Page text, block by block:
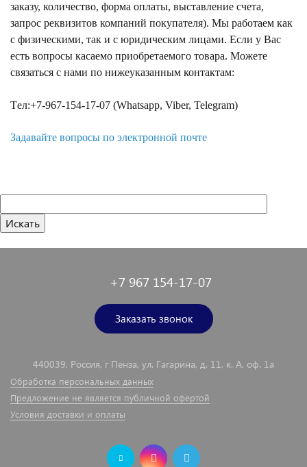
заказу, количество, форма оплаты, выставление счета,
запрос реквизитов компаний покупателя). Мы работаем как
с физическими, так и с юридическим лицами. Если у Вас
есть вопросы касаемо приобретаемого товара. Можете
связаться с нами по нижеуказанным контактам:
Tел:+7-967-154-17-07 (Whatsapp, Viber, Telegram)
Задавайте вопросы по электронной почте
+7 967 154-17-07
Заказать звонок
440039, Россия, г Пенза, ул. Гагарина, д. 11, к. А, оф. 1а
Обработка персональных данных
Предложение не является публичной офертой
Условия доставки и оплаты